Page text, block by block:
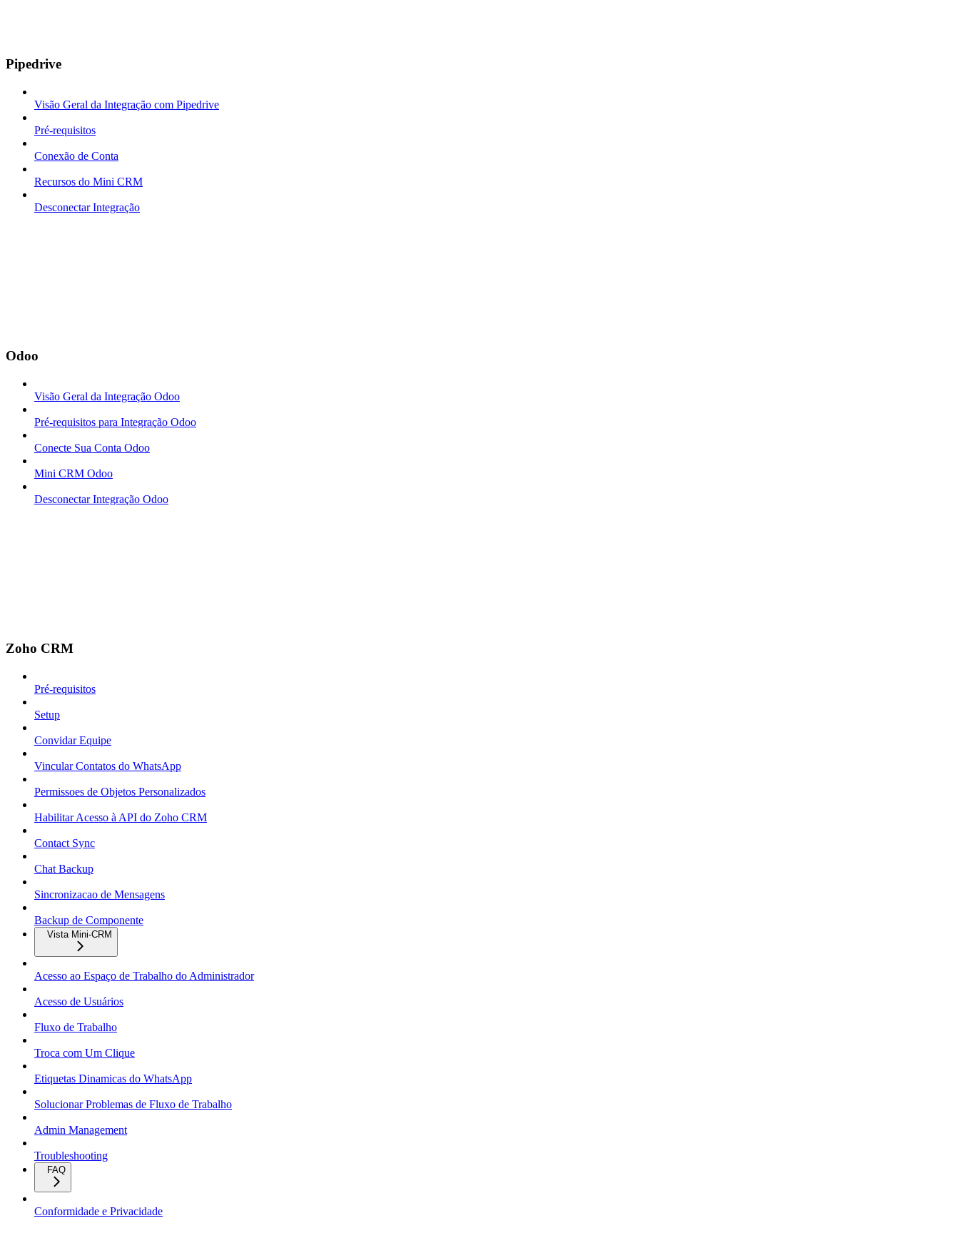
Pipedrive
Visão Geral da Integração com Pipedrive
Pré-requisitos
Conexão de Conta
Recursos do Mini CRM
Desconectar Integração
Odoo
Visão Geral da Integração Odoo
Pré-requisitos para Integração Odoo
Conecte Sua Conta Odoo
Mini CRM Odoo
Desconectar Integração Odoo
Zoho CRM
Pré-requisitos
Setup
Convidar Equipe
Vincular Contatos do WhatsApp
Permissoes de Objetos Personalizados
Habilitar Acesso à API do Zoho CRM
Contact Sync
Chat Backup
Sincronizacao de Mensagens
Backup de Componente
Vista Mini-CRM
Acesso ao Espaço de Trabalho do Administrador
Acesso de Usuários
Fluxo de Trabalho
Troca com Um Clique
Etiquetas Dinamicas do WhatsApp
Solucionar Problemas de Fluxo de Trabalho
Admin Management
Troubleshooting
FAQ
Conformidade e Privacidade